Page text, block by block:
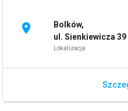
location_on
Bolków,
ul. Sienkiewicza 39
Lokalizacja